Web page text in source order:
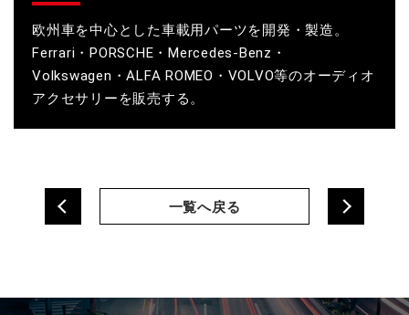
欧州車を中心とした車載用パーツを開発・製造。
Ferrari・PORSCHE・Mercedes-Benz・
Volkswagen・ALFA ROMEO・VOLVO等のオーディオ
アクセサリーを販売する。
一覧へ戻る